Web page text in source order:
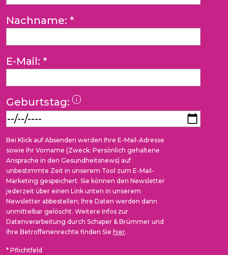
Nachname: *
E-Mail: *
Geburtstag:
Bei Klick auf Absenden werden Ihre E-Mail-Adresse
sowie Ihr Vorname (Zweck: Persönlich gehaltene
Ansprache in den Gesundheitsnews) auf
unbestimmte Zeit in unserem Tool zum E-Mail-
Marketing gespeichert. Sie können den Newsletter
jederzeit über einen Link unten in unserem
Newsletter abbestellen; Ihre Daten werden dann
unmittelbar gelöscht. Weitere Infos zur
Datenverarbeitung durch Schaper & Brümmer und
Ihre Betroffenenrechte finden Sie hier.
* Pflichtfeld